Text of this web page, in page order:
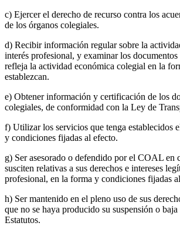
c) Ejercer el derecho de recurso contra los
de los órganos colegiales.
d) Recibir información regular sobre la
interés profesional, y examinar los documentos
refleja la actividad económica colegial en la
establezcan.
e) Obtener información y certificación de los
colegiales, de conformidad con la Ley de
f) Utilizar los servicios que tenga establecidos
y condiciones fijadas al efecto.
g) Ser asesorado o defendido por el COAL en
susciten relativas a sus derechos e intereses
profesional, en la forma y condiciones fijadas
h) Ser mantenido en el pleno uso de sus
que no se haya producido su suspensión o
Estatutos.